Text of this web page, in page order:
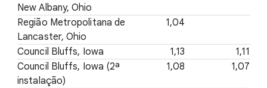
New Albany, Ohio
Região Metropolitana de
Lancaster, Ohio
1,04
Council Bluffs, Iowa 1,13
1,11
Council Bluffs, Iowa (2ª
instalação)
1,08 1,07